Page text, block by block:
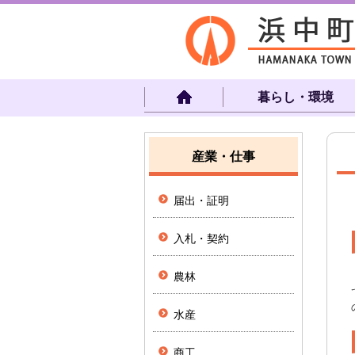
暮らし・環境
産業・仕事
届出・証明
入札・契約
農林
水産